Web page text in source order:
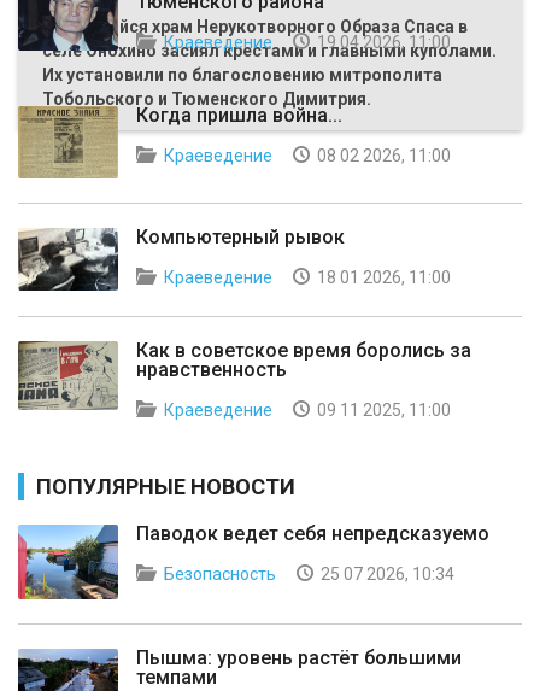
Строящийся храм Нерукотворного Образа Спаса в
селе Онохино засиял крестами и главными куполами.
Их установили по благословению митрополита
Тобольского и Тюменского Димитрия.
Краеведение 19 04 2026, 11:00
Когда пришла война...
Краеведение 08 02 2026, 11:00
Компьютерный рывок
Краеведение 18 01 2026, 11:00
Как в советское время боролись за
нравственность
Краеведение 09 11 2025, 11:00
ПОПУЛЯРНЫЕ НОВОСТИ
Паводок ведет себя непредсказуемо
Безопасность 25 07 2026, 10:34
Пышма: уровень растёт большими
темпами